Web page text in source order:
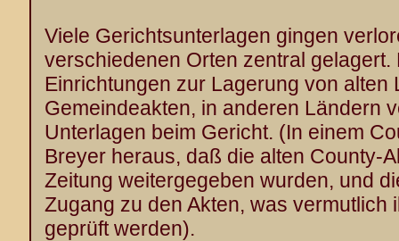
Viele Gerichtsunterlagen gingen
verschiedenen Orten zentral gelagert.
Einrichtungen zur Lagerung von alten
Gemeindeakten, in anderen Ländern
Unterlagen beim Gericht. (In einem
Breyer heraus, daß die alten County-
Zeitung weitergegeben wurden, und
Zugang zu den Akten, was vermutlich
geprüft werden).